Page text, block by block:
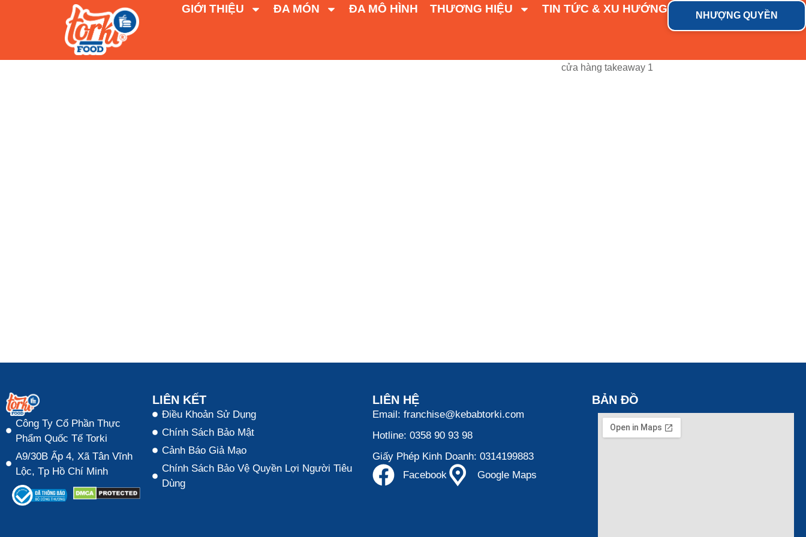
GIỚI THIỆU ĐA MÓN ĐA MÔ HÌNH THƯƠNG HIỆU TIN TỨC & XU HƯỚNG
NHƯỢNG QUYỀN
cửa hàng takeaway 1
Công Ty Cổ Phần Thực
Phẩm Quốc Tế Torki
A9/30B Ấp 4, Xã Tân Vĩnh
Lộc, Tp Hồ Chí Minh
LIÊN KẾT
Điều Khoản Sử Dụng
Chính Sách Bảo Mật
Cảnh Báo Giả Mạo
Chính Sách Bảo Vệ Quyền Lợi Người Tiêu
Dùng
LIÊN HỆ
Email: franchise@kebabtorki.com
Hotline: 0358 90 93 98
Giấy Phép Kinh Doanh: 0314199883
Facebook
Google Maps
BẢN ĐỒ